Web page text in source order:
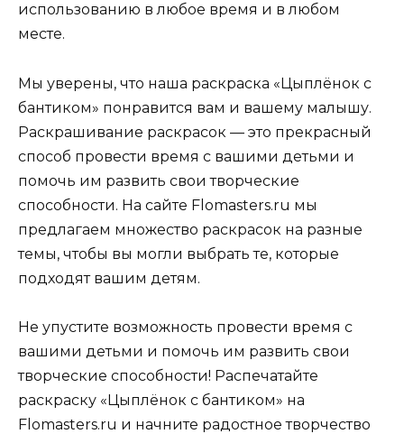
использованию в любое время и в любом
месте.
Мы уверены, что наша раскраска «Цыплёнок с
бантиком» понравится вам и вашему малышу.
Раскрашивание раскрасок — это прекрасный
способ провести время с вашими детьми и
помочь им развить свои творческие
способности. На сайте Flomasters.ru мы
предлагаем множество раскрасок на разные
темы, чтобы вы могли выбрать те, которые
подходят вашим детям.
Не упустите возможность провести время с
вашими детьми и помочь им развить свои
творческие способности! Распечатайте
раскраску «Цыплёнок с бантиком» на
Flomasters.ru и начните радостное творчество